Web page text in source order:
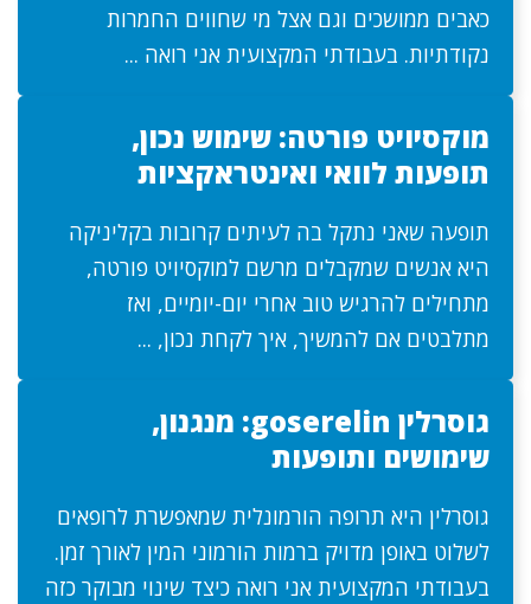
כאבים ממושכים וגם אצל מי שחווים החמרות
נקודתיות. בעבודתי המקצועית אני רואה ...
מוקסיויט פורטה: שימוש נכון,
תופעות לוואי ואינטראקציות
תופעה שאני נתקל בה לעיתים קרובות בקליניקה
היא אנשים שמקבלים מרשם למוקסיויט פורטה,
מתחילים להרגיש טוב אחרי יום-יומיים, ואז
מתלבטים אם להמשיך, איך לקחת נכון, ...
גוסרלין goserelin: מנגנון,
שימושים ותופעות
גוסרלין היא תרופה הורמונלית שמאפשרת לרופאים
לשלוט באופן מדויק ברמות הורמוני המין לאורך זמן.
בעבודתי המקצועית אני רואה כיצד שינוי מבוקר כזה